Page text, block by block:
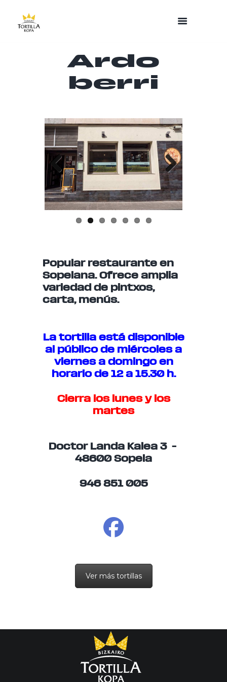
Ardo
berri
Previo
us
Next
Popular restaurante en
Sopelana. Ofrece amplia
variedad de pintxos,
carta, menús.
La tortilla está disponible
al público de miércoles a
viernes a domingo en
horario de 12 a 15.30 h.
Cierra los lunes y los
martes
Doctor Landa Kalea 3 –
48600 Sopela
946 851 005
Ver más tortillas